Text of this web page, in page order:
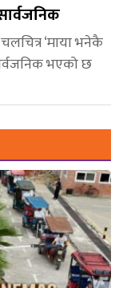
‘माया भनेकै
भएको छ